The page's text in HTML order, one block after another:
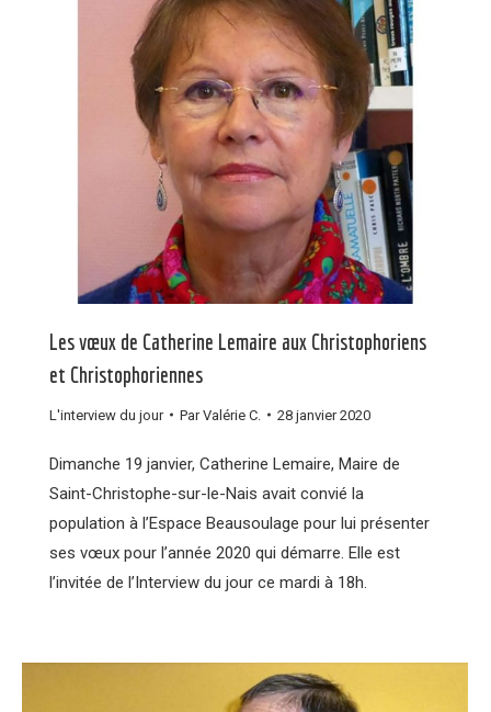
Les vœux de Catherine Lemaire aux Christophoriens
et Christophoriennes
L'interview du jour ParValérie C. 28 janvier 2020
Dimanche 19 janvier, Catherine Lemaire, Maire de
Saint-Christophe-sur-le-Nais avait convié la
population à l’Espace Beausoulage pour lui présenter
ses vœux pour l’année 2020 qui démarre. Elle est
l’invitée de l’Interview du jour ce mardi à 18h.